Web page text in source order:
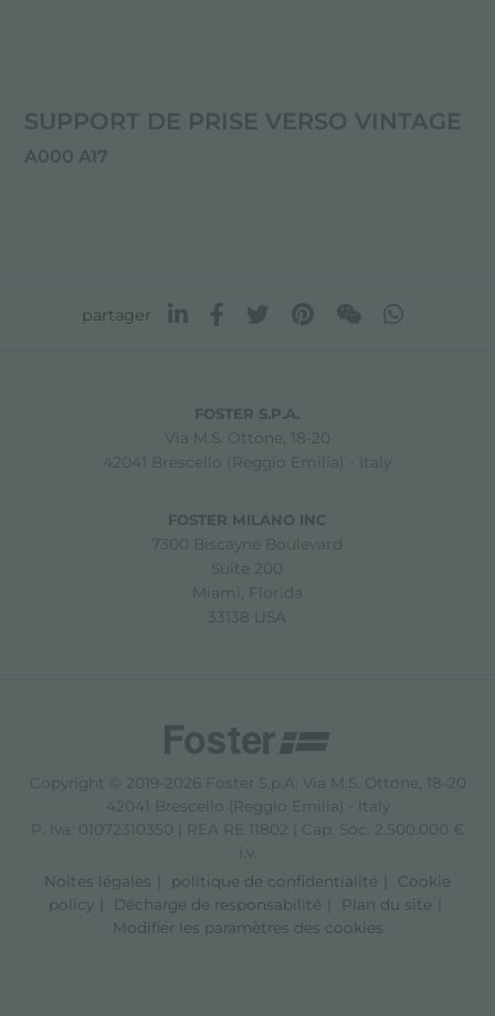
SUPPORT DE PRISE VERSO VINTAGE
A000 A17
partager
FOSTER S.P.A.
Via M.S. Ottone, 18-20
42041 Brescello (Reggio Emilia) - Italy
FOSTER MILANO INC
7300 Biscayne Boulevard
Suite 200
Miami, Florida
33138 USA
Copyright © 2019-2026 Foster S.p.A. Via M.S. Ottone, 18-20
42041 Brescello (Reggio Emilia) - Italy
P. Iva: 01072310350 | REA RE 11802 | Cap. Soc. 2.500.000 €
i.v.
Noites légales
politique de confidentialité
Cookie
policy
Décharge de responsabilité
Plan du site
Modifier les paramètres des cookies